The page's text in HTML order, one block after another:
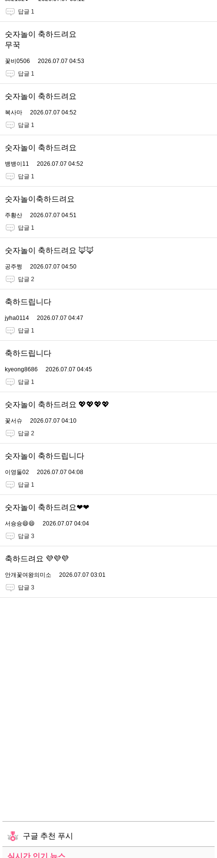
답글 1
숫자놀이 축하드려요
무꾹
꽃비0506
2026.07.07 04:53
답글 1
숫자놀이 축하드려요
복사마
2026.07.07 04:52
답글 1
숫자놀이 축하드려요
뱅뱅이11
2026.07.07 04:52
답글 1
숫자놀이축하드려요
주황산
2026.07.07 04:51
답글 1
숫자놀이 축하드려요 🦊🦊
공주쩡
2026.07.07 04:50
답글 2
축하드립니다
jyha0114
2026.07.07 04:47
답글 1
축하드립니다
kyeong8686
2026.07.07 04:45
답글 1
숫자놀이 축하드려요 💖💖💖💖
꽃서슈
2026.07.07 04:10
답글 2
숫자놀이 축하드립니다
이영둘02
2026.07.07 04:08
답글 1
숫자놀이 축하드려요❤❤
서슝슝😄😄
2026.07.07 04:04
답글 3
축하드려요 💜💜💜
안개꽃여왕의미소
2026.07.07 03:01
답글 3
구글 추천 푸시
실시간 인기 뉴스